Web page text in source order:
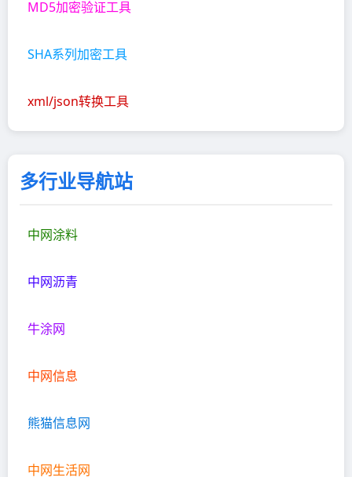
MD5加密验证工具
SHA系列加密工具
xml/json转换工具
多行业导航站
中网涂料
中网沥青
牛涂网
中网信息
熊猫信息网
中网生活网